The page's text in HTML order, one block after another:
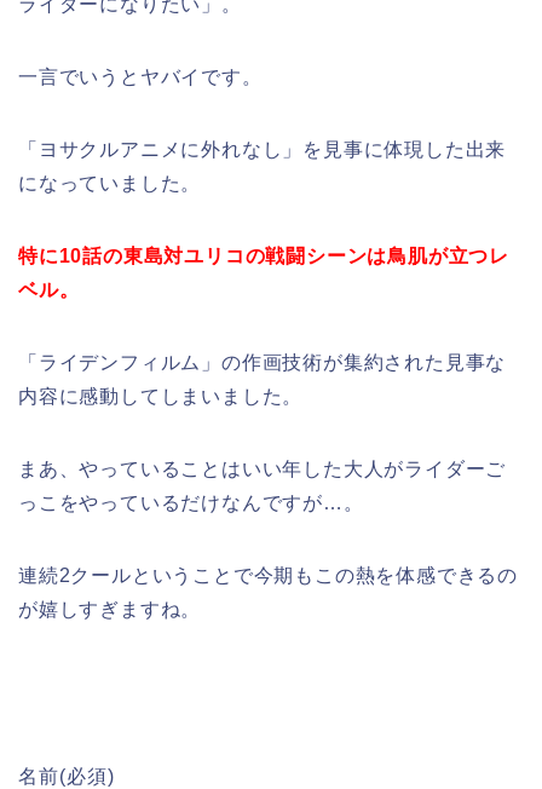
ライダーになりたい」。
一言でいうとヤバイです。
「ヨサクルアニメに外れなし」を見事に体現した出来
になっていました。
特に10話の東島対ユリコの戦闘シーンは鳥肌が立つレ
ベル。
「ライデンフィルム」の作画技術が集約された見事な
内容に感動してしまいました。
まあ、やっていることはいい年した大人がライダーご
っこをやっているだけなんですが…。
連続2クールということで今期もこの熱を体感できるの
が嬉しすぎますね。
名前(必須)